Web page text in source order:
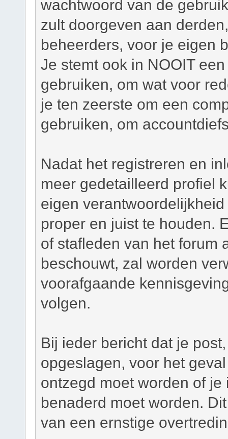
wachtwoord van de
zult doorgeven aan
beheerders, voor je eigen
Je stemt ook in NOOIT
gebruiken, om wat voor
je ten zeerste om een
gebruiken, om
Nadat het registreren en
meer gedetailleerd profiel
eigen
proper en juist te houden.
of stafleden van het forum
beschouwt, zal worden
voorafgaande
volgen.
Bij ieder bericht dat je
opgeslagen, voor het
ontzegd moet worden of
benaderd moet worden.
van een ernstige